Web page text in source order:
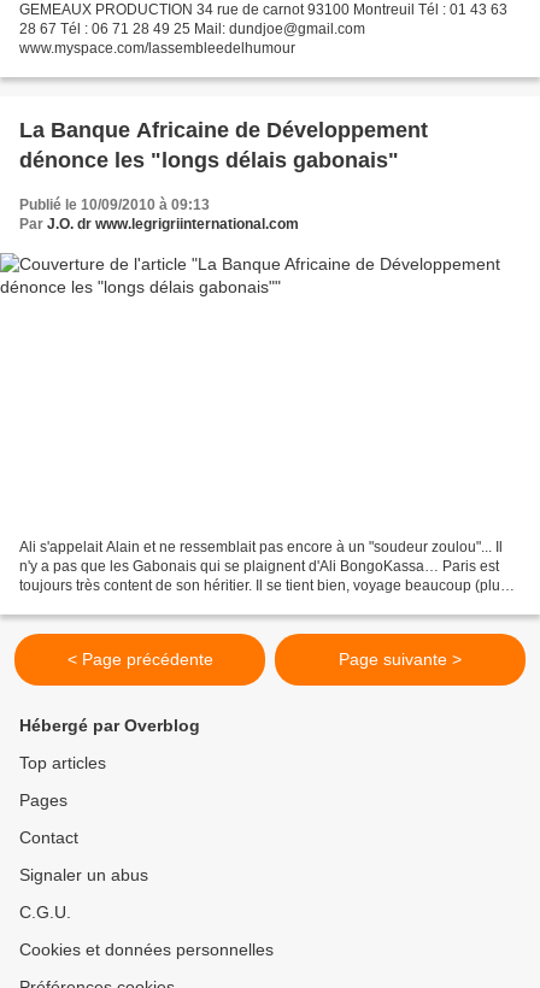
GEMEAUX PRODUCTION 34 rue de carnot 93100 Montreuil Tél : 01 43 63
28 67 Tél : 06 71 28 49 25 Mail: dundjoe@gmail.com
www.myspace.com/lassembleedelhumour
La Banque Africaine de Développement
dénonce les "longs délais gabonais"
Publié le 10/09/2010 à 09:13
Par J.O. dr www.legrigriinternational.com
Ali s'appelait Alain et ne ressemblait pas encore à un "soudeur zoulou"... Il
n'y a pas que les Gabonais qui se plaignent d'Ali BongoKassa… Paris est
toujours très content de son héritier. Il se tient bien, voyage beaucoup (plus
< Page précédente Page suivante >
Hébergé par Overblog
Top articles
Pages
Contact
Signaler un abus
C.G.U.
Cookies et données personnelles